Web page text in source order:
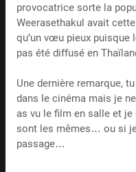
provocatrice sorte la
Weerasethakul avait
qu’un vœu pieux puisque
pas été diffusé en
Une dernière remarque,
dans le cinéma mais je
as vu le film en salle et
sont les mêmes… ou si
passage…